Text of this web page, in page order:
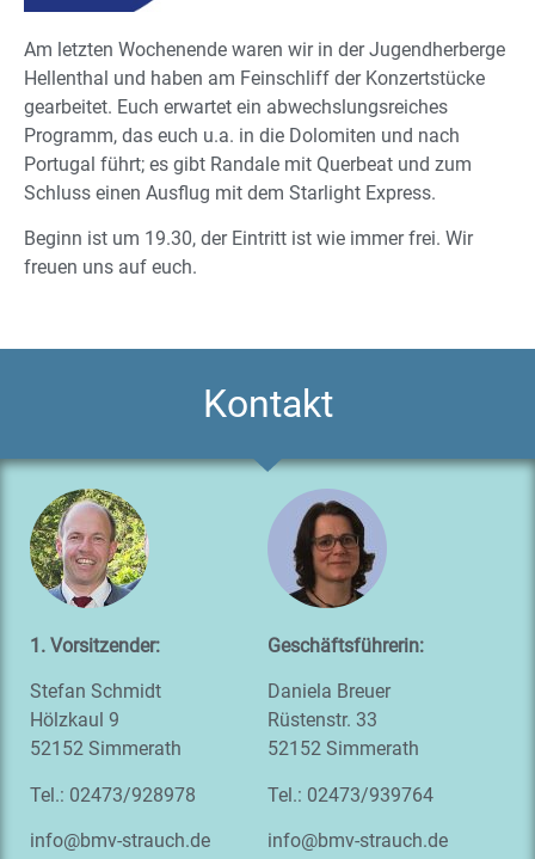
Am letzten Wochenende waren wir in der Jugendherberge
Hellenthal und haben am Feinschliff der Konzertstücke
gearbeitet. Euch erwartet ein abwechslungsreiches
Programm, das euch u.a. in die Dolomiten und nach
Portugal führt; es gibt Randale mit Querbeat und zum
Schluss einen Ausflug mit dem Starlight Express.
Beginn ist um 19.30, der Eintritt ist wie immer frei. Wir
freuen uns auf euch.
Kontakt
1. Vorsitzender:
Stefan Schmidt
Hölzkaul 9
52152 Simmerath
Tel.: 02473/928978
info@bmv-strauch.de
Geschäftsführerin:
Daniela Breuer
Rüstenstr. 33
52152 Simmerath
Tel.: 02473/939764
info@bmv-strauch.de